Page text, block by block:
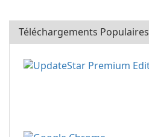
Téléchargements Populaires